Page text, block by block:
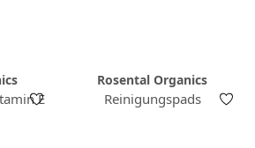
E
Rosental Organics
Reinigungspads